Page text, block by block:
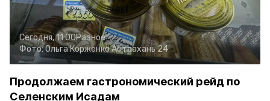
Сегодня, 11:00Разное
Фото:Ольга КорженкоАстрахань 24
Продолжаем гастрономический рейд по
Селенским Исадам